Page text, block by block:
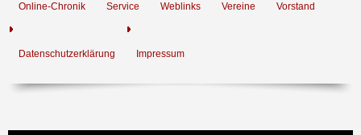
Online-Chronik Service Weblinks Vereine Vorstand
Datenschutzerklärung Impressum